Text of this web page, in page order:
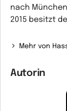
nach
2015 besitzt
Mehr von
Autorin